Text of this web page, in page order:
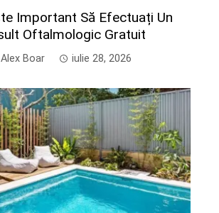
Important Să Efectuați Un
Oftalmologic Gratuit
Alex Boar iulie 28, 2026